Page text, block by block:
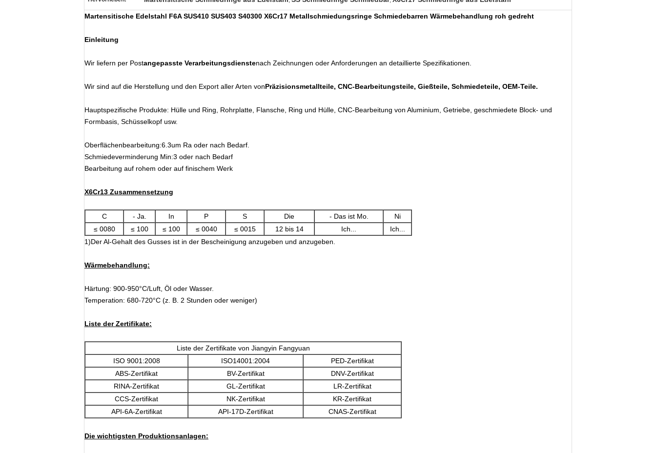
Martensitische Edelstahl F6A SUS410 SUS403 S40300 X6Cr17 Metallschmiedungsringe Schmiedebarren Wärmebehandlung roh gedreht
Einleitung
Wir liefern per Postangepasste Verarbeitungsdienstenach Zeichnungen oder Anforderungen an detaillierte Spezifikationen.
Wir sind auf die Herstellung und den Export aller Arten vonPräzisionsmetallteile, CNC-Bearbeitungsteile, Gießteile, Schmiedeteile, OEM-Teile.
Hauptspezifische Produkte: Hülle und Ring, Rohrplatte, Flansche, Ring und Hülle, CNC-Bearbeitung von Aluminium, Getriebe, geschmiedete Block- und
Formbasis, Schüsselkopf usw.
Oberflächenbearbeitung:6.3um Ra oder nach Bedarf.
Schmiedeverminderung Min:3 oder nach Bedarf
Bearbeitung auf rohem oder auf finischem Werk
X6Cr13 Zusammensetzung
C - Ja. In P S Die - Das ist Mo.
Ni
≤ 0080
≤ 100 ≤ 100 ≤ 0040 ≤ 0015 12 bis 14 Ich...
Ich...
1)Der Al-Gehalt des Gusses ist in der Bescheinigung anzugeben und anzugeben.
Wärmebehandlung:
Härtung: 900-950°C/Luft, Öl oder Wasser.
Temperation: 680-720°C (z. B. 2 Stunden oder weniger)
Liste der Zertifikate:
Liste der Zertifikate von Jiangyin Fangyuan
ISO 9001:2008
ISO14001:2004
PED-Zertifikat
ABS-Zertifikat
BV-Zertifikat
DNV-Zertifikat
RINA-Zertifikat
GL-Zertifikat
LR-Zertifikat
CCS-Zertifikat
NK-Zertifikat
KR-Zertifikat
API-6A-Zertifikat
API-17D-Zertifikat CNAS-Zertifikat
Die wichtigsten Produktionsanlagen: